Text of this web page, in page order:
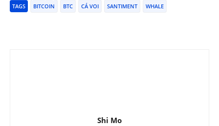
TAGS BITCOIN BTC CÁ VOI SANTIMENT WHALE
Shi Mo